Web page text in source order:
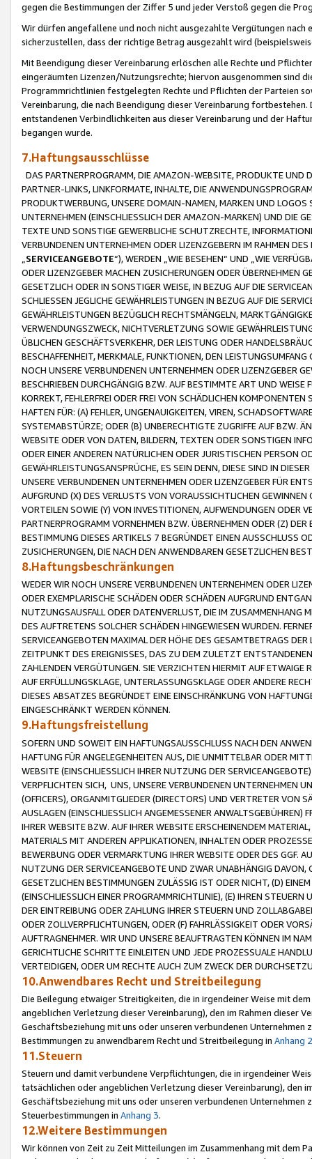
gegen die Bestimmungen der Ziffer 5 und jeder Verstoß gegen die
Wir dürfen angefallene und noch nicht ausgezahlte Vergütungen
sicherzustellen, dass der richtige Betrag ausgezahlt wird
Mit Beendigung dieser Vereinbarung erlöschen alle Rechte und
eingeräumten Lizenzen/Nutzungsrechte; hiervon ausgenommen sind
Programmrichtlinien festgelegten Rechte und Pflichten der Parteien
Vereinbarung, die nach Beendigung dieser Vereinbarung
entstandenen Verbindlichkeiten aus dieser Vereinbarung und der
begangen wurde.
7.Haftungsausschlüsse
DAS PARTNERPROGRAMM, DIE AMAZON-WEBSITE, PRODUKTE UND
PARTNER-LINKS, LINKFORMATE, INHALTE, DIE
PRODUKTWERBUNG, UNSERE DOMAIN-NAMEN, MARKEN UND
UNTERNEHMEN (EINSCHLIESSLICH DER AMAZON-MARKEN) UND DIE
TEXTE UND SONSTIGE GEWERBLICHE SCHUTZRECHTE,
VERBUNDENEN UNTERNEHMEN ODER LIZENZGEBERN IM RAHMEN
SERVICEANGEBOTE“), WERDEN „WIE BESEHEN“ UND „WIE
ODER LIZENZGEBER MACHEN ZUSICHERUNGEN ODER ÜBERNEHMEN
GESETZLICH ODER IN SONSTIGER WEISE, IN BEZUG AUF DIE
SCHLIESSEN JEGLICHE GEWÄHRLEISTUNGEN IN BEZUG AUF DIE
GEWÄHRLEISTUNGEN BEZÜGLICH RECHTSMÄNGELN,
VERWENDUNGSZWECK, NICHTVERLETZUNG SOWIE
ÜBLICHEN GESCHÄFTSVERKEHR, DER LEISTUNG ODER
BESCHAFFENHEIT, MERKMALE, FUNKTIONEN, DEN
NOCH UNSERE VERBUNDENEN UNTERNEHMEN ODER LIZENZGEBER
BESCHRIEBEN DURCHGÄNGIG BZW. AUF BESTIMMTE ART UND
KORREKT, FEHLERFREI ODER FREI VON SCHÄDLICHEN
HAFTEN FÜR: (A) FEHLER, UNGENAUIGKEITEN, VIREN,
SYSTEMABSTÜRZE; ODER (B) UNBERECHTIGTE ZUGRIFFE AUF BZW.
WEBSITE ODER VON DATEN, BILDERN, TEXTEN ODER SONSTIGEN
ODER EINER ANDEREN NATÜRLICHEN ODER JURISTISCHEN PERSON
GEWÄHRLEISTUNGSANSPRÜCHE, ES SEIN DENN, DIESE SIND IN
UNSERE VERBUNDENEN UNTERNEHMEN ODER LIZENZGEBER FÜR
AUFGRUND (X) DES VERLUSTS VON VORAUSSICHTLICHEN
VORTEILEN SOWIE (Y) VON INVESTITIONEN, AUFWENDUNGEN ODER
PARTNERPROGRAMM VORNEHMEN BZW. ÜBERNEHMEN ODER (Z)
BESTIMMUNG DIESES ARTIKELS 7 BEGRÜNDET EINEN AUSSCHLUSS
ZUSICHERUNGEN, DIE NACH DEN ANWENDBAREN GESETZLICHEN
8.Haftungsbeschränkungen
WEDER WIR NOCH UNSERE VERBUNDENEN UNTERNEHMEN ODER
ODER EXEMPLARISCHE SCHÄDEN ODER SCHÄDEN AUFGRUND
NUTZUNGSAUSFALL ODER DATENVERLUST, DIE IM ZUSAMMENHANG
DES AUFTRETENS SOLCHER SCHÄDEN HINGEWIESEN WURDEN.
SERVICEANGEBOTEN MAXIMAL DER HÖHE DES GESAMTBETRAGS
ZEITPUNKT DES EREIGNISSES, DAS ZU DEM ZULETZT
ZAHLENDEN VERGÜTUNGEN. SIE VERZICHTEN HIERMIT AUF
AUF ERFÜLLUNGSKLAGE, UNTERLASSUNGSKLAGE ODER ANDERE
DIESES ABSATZES BEGRÜNDET EINE EINSCHRÄNKUNG VON
EINGESCHRÄNKT WERDEN KÖNNEN.
9.Haftungsfreistellung
SOFERN UND SOWEIT EIN HAFTUNGSAUSSCHLUSS NACH DEN
HAFTUNG FÜR ANGELEGENHEITEN AUS, DIE UNMITTELBAR ODER
WEBSITE (EINSCHLIESSLICH IHRER NUTZUNG DER
VERPFLICHTEN SICH, UNS, UNSERE VERBUNDENEN UNTERNEHMEN
(OFFICERS), ORGANMITGLIEDER (DIRECTORS) UND VERTRETER VON
AUSLAGEN (EINSCHLIESSLICH ANGEMESSENER
IHRER WEBSITE BZW. AUF IHRER WEBSITE ERSCHEINENDEM
MATERIALS MIT ANDEREN APPLIKATIONEN, INHALTEN ODER
BEWERBUNG ODER VERMARKTUNG IHRER WEBSITE ODER DES GGF.
NUTZUNG DER SERVICEANGEBOTE UND ZWAR UNABHÄNGIG
GESETZLICHEN BESTIMMUNGEN ZULÄSSIG IST ODER NICHT, (D)
(EINSCHLIESSLICH EINER PROGRAMMRICHTLINIE), (E) IHREN
DER EINTREIBUNG ODER ZAHLUNG IHRER STEUERN UND
ODER ZOLLVERPFLICHTUNGEN, ODER (F) FAHRLÄSSIGKEIT ODER
AUFTRAGNEHMER. WIR UND UNSERE BEAUFTRAGTEN KÖNNEN IM
GERICHTLICHE SCHRITTE EINLEITEN UND JEDE PROZESSUALE
VERTEIDIGEN, ODER UM RECHTE AUCH ZUM ZWECK DER
10.Anwendbares Recht und Streitbeilegung
Die Beilegung etwaiger Streitigkeiten, die in irgendeiner Weise mit
angeblichen Verletzung dieser Vereinbarung), den im Rahmen dieser
Geschäftsbeziehung mit uns oder unseren verbundenen
Bestimmungen zu anwendbarem Recht und Streitbeilegung in Anhang 2
11.Steuern
Steuern und damit verbundene Verpflichtungen, die in irgendeiner
tatsächlichen oder angeblichen Verletzung dieser Vereinbarung), den
Geschäftsbeziehung mit uns oder unseren verbundenen
Steuerbestimmungen in Anhang 3.
12.Weitere Bestimmungen
Wir können von Zeit zu Zeit Mitteilungen im Zusammenhang mit dem